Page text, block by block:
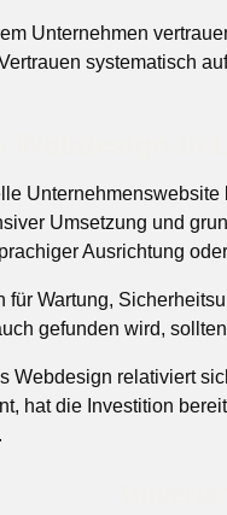
Unternehmen
systematisch
Umsetzung und
Ausrichtung
für Wartung,
gefunden wird,
Webdesign relativiert
hat die Investition